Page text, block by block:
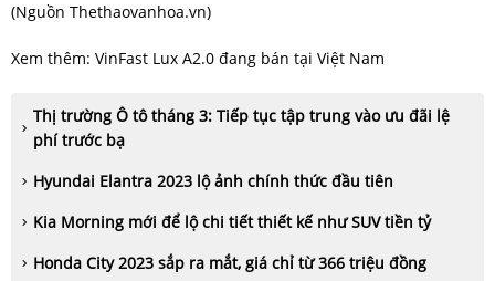
(Nguồn Thethaovanhoa.vn)
Xem thêm: VinFast Lux A2.0 đang bán tại Việt Nam
Thị trường Ô tô tháng 3: Tiếp tục tập trung vào ưu đãi lệ
phí trước bạ
Hyundai Elantra 2023 lộ ảnh chính thức đầu tiên
Kia Morning mới để lộ chi tiết thiết kế như SUV tiền tỷ
Honda City 2023 sắp ra mắt, giá chỉ từ 366 triệu đồng